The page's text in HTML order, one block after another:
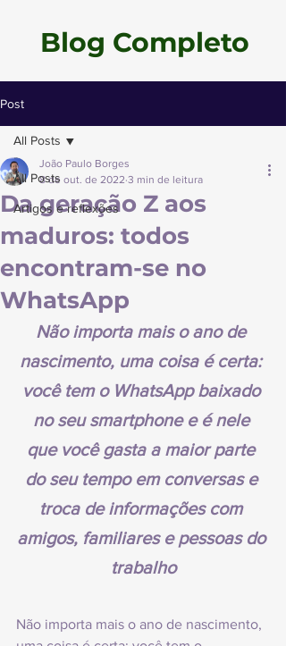
Blog Completo
Post
All Posts
Artigos e reflexões
All Posts
Da geração Z aos
maduros: todos
encontram-se no
WhatsApp
João Paulo Borges
8 de out. de 2022 3 min de leitura
Não importa mais o ano de
nascimento, uma coisa é certa:
você tem o WhatsApp baixado
no seu smartphone e é nele
que você gasta a maior parte
do seu tempo em conversas e
troca de informações com
amigos, familiares e pessoas do
trabalho
Não importa mais o ano de nascimento,